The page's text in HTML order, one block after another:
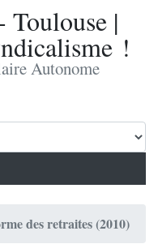
|
!
Autonome
des retraites (2010)